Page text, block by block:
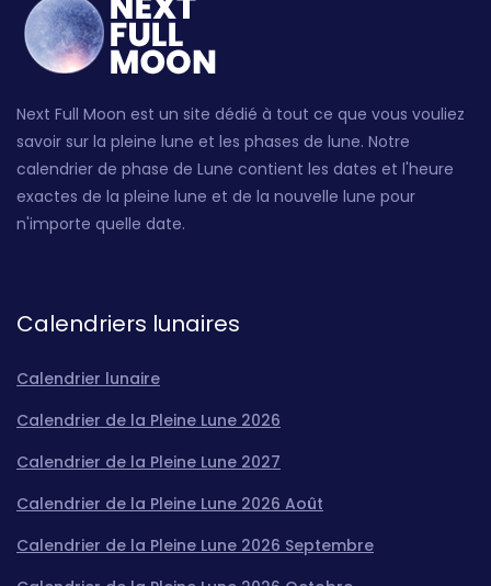
Next Full Moon est un site dédié à tout ce que vous vouliez
savoir sur la pleine lune et les phases de lune. Notre
calendrier de phase de Lune contient les dates et l'heure
exactes de la pleine lune et de la nouvelle lune pour
n'importe quelle date.
Calendriers lunaires
Calendrier lunaire
Calendrier de la Pleine Lune 2026
Calendrier de la Pleine Lune 2027
Calendrier de la Pleine Lune 2026 Août
Calendrier de la Pleine Lune 2026 Septembre